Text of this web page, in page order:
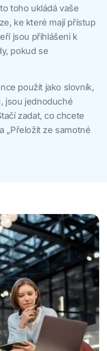
toho ukládá vaše
ke které mají přístup
jsou přihlášeni k
pokud se
použít jako slovník,
jsou jednoduché
zadat, co chcete
„Přeložit ze samotné